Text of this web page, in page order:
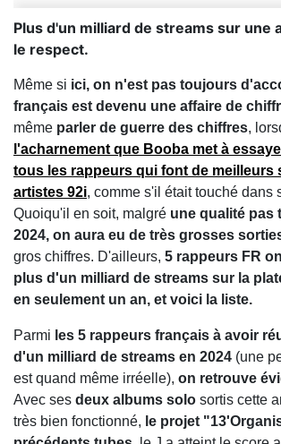
Plus d'un milliard de streams sur une
le respect.
Même si ici, on n'est pas toujours
français est devenu une affaire de
même parler de guerre des chiffres,
l'acharnement que Booba met à
tous les rappeurs qui font de meilleurs
artistes 92i, comme s'il était touché dans
Quoiqu'il en soit, malgré une qualité pas
2024, on aura eu de très grosses
gros chiffres. D'ailleurs, 5 rappeurs FR
plus d'un milliard de streams sur la
en seulement un an, et voici la liste.
Parmi les 5 rappeurs français à avoir
d'un milliard de streams en 2024 (une
est quand même irréelle), on retrouve
Avec ses deux albums solo sortis cette
très bien fonctionné, le projet